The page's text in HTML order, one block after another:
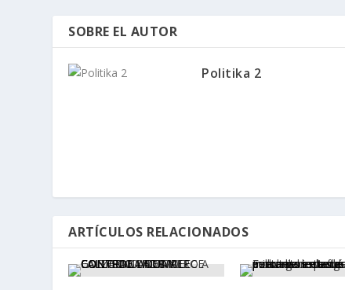
SOBRE EL AUTOR
Politika 2
ARTÍCULOS RELACIONADOS